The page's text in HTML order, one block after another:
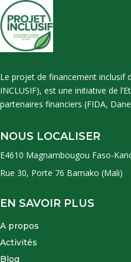
Le projet de financement inclusif
INCLUSIF), est une initiative de
partenaires financiers (FIDA,
NOUS LOCALISER
E4610 Magnambougou Faso-
Rue 30, Porte 76 Bamako (Mali)
EN SAVOIR PLUS
A propos
Activités
Blog